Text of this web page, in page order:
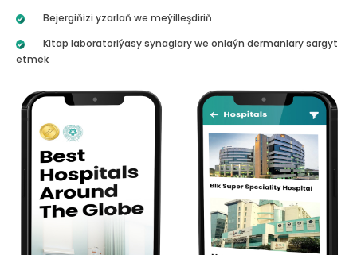
Bejergiňizi yzarlaň we meýilleşdiriň
Kitap laboratoriýasy synaglary we onlaýn dermanlary sargyt
etmek